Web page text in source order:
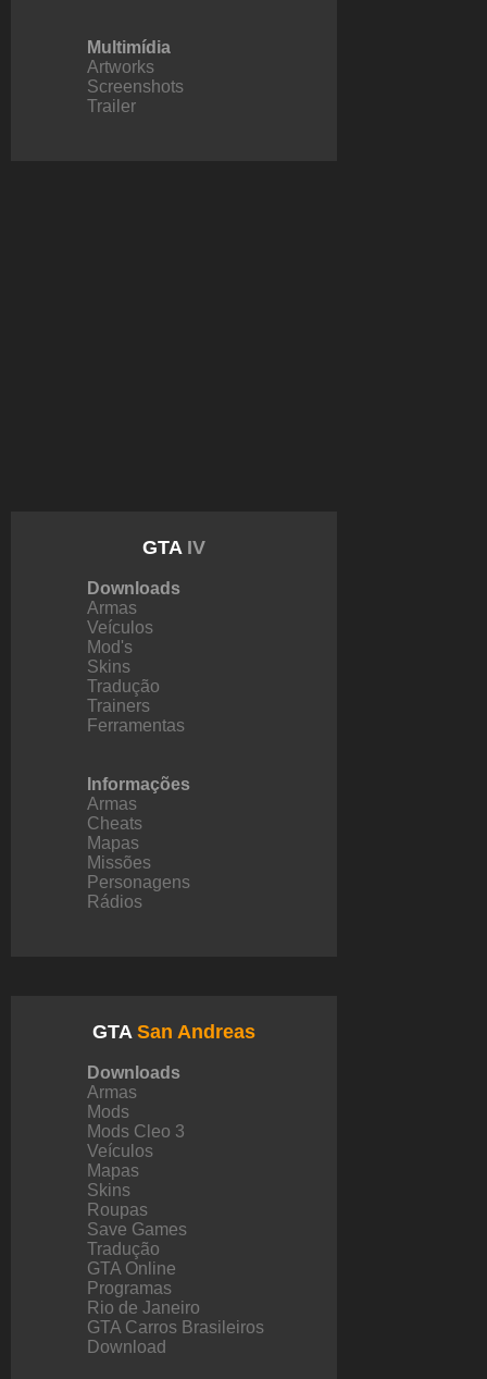
Multimídia
Artworks
Screenshots
Trailer
GTA IV
Downloads
Armas
Veículos
Mod's
Skins
Tradução
Trainers
Ferramentas
Informações
Armas
Cheats
Mapas
Missões
Personagens
Rádios
GTA San Andreas
Downloads
Armas
Mods
Mods Cleo 3
Veículos
Mapas
Skins
Roupas
Save Games
Tradução
GTA Online
Programas
Rio de Janeiro
GTA Carros Brasileiros
Download